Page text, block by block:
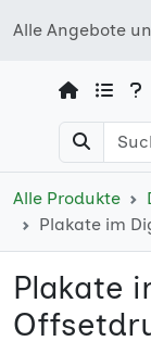
Alle Angebote
Alle Produkte
Plakate im
Plakate